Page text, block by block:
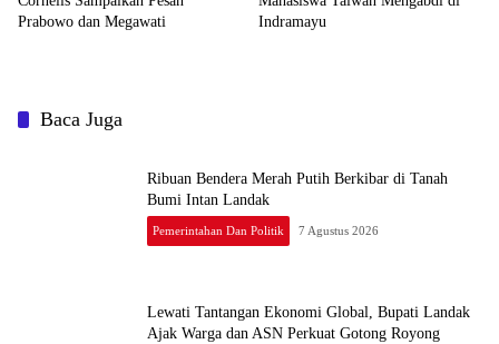
Prabowo dan Megawati
Baca Juga
Ribuan Bendera Merah Putih Berkibar di Tanah
Bumi Intan Landak
Pemerintahan Dan Politik 7 Agustus 2026
Lewati Tantangan Ekonomi Global, Bupati Landak
Ajak Warga dan ASN Perkuat Gotong Royong